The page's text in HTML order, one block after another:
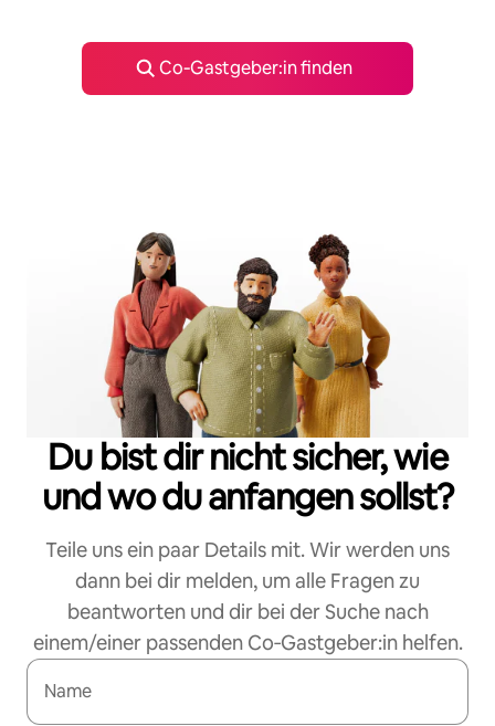
Co‑Gastgeber:in finden
Du bist dir nicht sicher, wie
und wo du anfangen sollst?
Teile uns ein paar Details mit. Wir werden uns
dann bei dir melden, um alle Fragen zu
beantworten und dir bei der Suche nach
einem/einer passenden Co‑Gastgeber:in helfen.
Name